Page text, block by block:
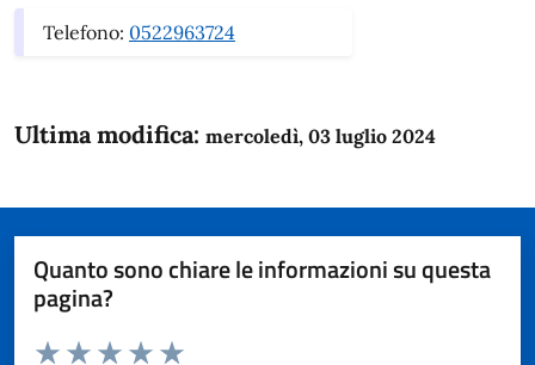
Telefono: 0522963724
Ultima modifica: mercoledì, 03 luglio 2024
Quanto sono chiare le informazioni su questa
pagina?
Domanda
Valuta da 1 a 5 stelle la pagina